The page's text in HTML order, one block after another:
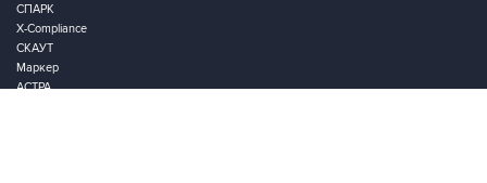
СПАРК
X-Compliance
СКАУТ
Маркер
АСТРА